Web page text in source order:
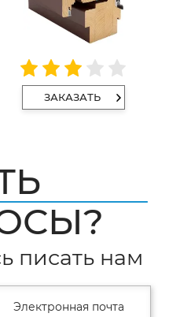
ЗАКАЗАТЬ
писать нам